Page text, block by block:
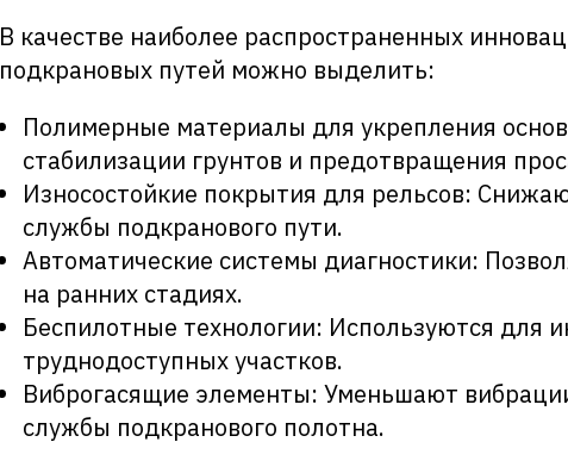
В качестве наиболее распространенных
подкрановых путей можно выделить:
Полимерные материалы для укрепления
стабилизации грунтов и предотвращения
Износостойкие покрытия для рельсов:
службы подкранового пути.
Автоматические системы диагностики:
на ранних стадиях.
Беспилотные технологии: Используются для
труднодоступных участков.
Виброгасящие элементы: Уменьшают
службы подкранового полотна.